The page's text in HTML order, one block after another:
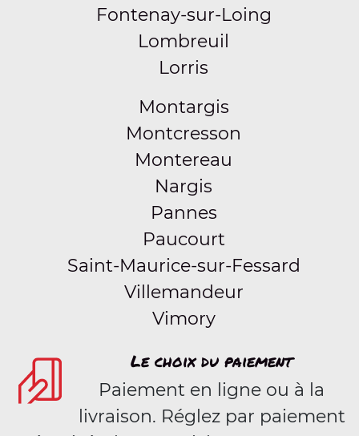
Fontenay-sur-Loing
Lombreuil
Lorris
Montargis
Montcresson
Montereau
Nargis
Pannes
Paucourt
Saint-Maurice-sur-Fessard
Villemandeur
Vimory
Le choix du paiement
Paiement en ligne ou à la
livraison. Réglez par paiement